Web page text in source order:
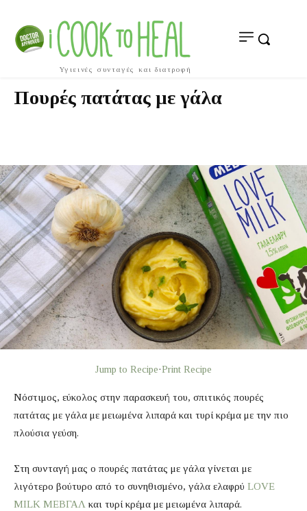
Υγιεινές συνταγές και διατροφή
Πουρές πατάτας με γάλα
Jump to Recipe·Print Recipe
Νόστιμος, εύκολος στην παρασκευή του, σπιτικός πουρές
πατάτας με γάλα με μειωμένα λιπαρά και τυρί κρέμα με την πιο
πλούσια γεύση.
Στη συνταγή μας ο πουρές πατάτας με γάλα γίνεται με
λιγότερο βούτυρο από το συνηθισμένο, γάλα ελαφρύ LOVE
MILK ΜΕΒΓΑΛ και τυρί κρέμα με μειωμένα λιπαρά.